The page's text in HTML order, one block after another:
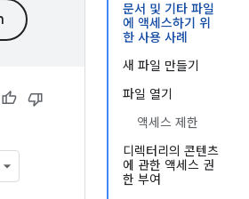
문서 및 기타 파일
에 액세스하기 위
한 사용 사례
새 파일 만들기
파일 열기
액세스 제한
디렉터리의 콘텐츠
에 관한 액세스 권
한 부여